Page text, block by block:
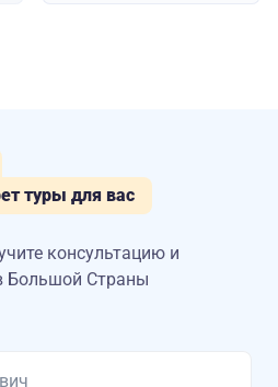
туры для вас
консультацию и
Большой Страны